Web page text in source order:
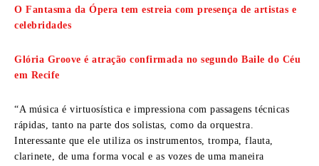
O Fantasma da Ópera tem estreia com presença de artistas e
celebridades
Glória Groove é atração confirmada no segundo Baile do Céu
em Recife
“A música é virtuosística e impressiona com passagens técnicas
rápidas, tanto na parte dos solistas, como da orquestra.
Interessante que ele utiliza os instrumentos, trompa, flauta,
clarinete, de uma forma vocal e as vozes de uma maneira